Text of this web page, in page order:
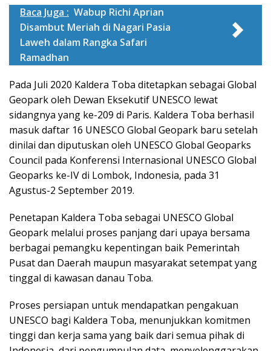
Baca Juga : Wabup Richi Aprian
Disambut Meriah di Nagari Pasia
Laweh dalam Rangka Safari
Ramadhan
Pada Juli 2020 Kaldera Toba ditetapkan sebagai Global
Geopark oleh Dewan Eksekutif UNESCO lewat
sidangnya yang ke-209 di Paris. Kaldera Toba berhasil
masuk daftar 16 UNESCO Global Geopark baru setelah
dinilai dan diputuskan oleh UNESCO Global Geoparks
Council pada Konferensi Internasional UNESCO Global
Geoparks ke-IV di Lombok, Indonesia, pada 31
Agustus-2 September 2019.
Penetapan Kaldera Toba sebagai UNESCO Global
Geopark melalui proses panjang dari upaya bersama
berbagai pemangku kepentingan baik Pemerintah
Pusat dan Daerah maupun masyarakat setempat yang
tinggal di kawasan danau Toba.
Proses persiapan untuk mendapatkan pengakuan
UNESCO bagi Kaldera Toba, menunjukkan komitmen
tinggi dan kerja sama yang baik dari semua pihak di